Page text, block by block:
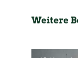
Weitere